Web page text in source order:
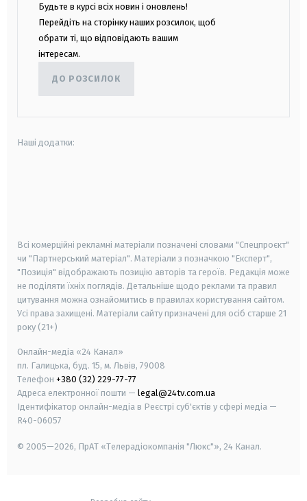
Будьте в курсі всіх новин і оновлень!
Перейдіть на сторінку наших розсилок, щоб
обрати ті, що відповідають вашим
інтересам.
ДО РОЗСИЛОК
Наші додатки:
Всі комерційні рекламні матеріали позначені словами "Спецпроєкт"
чи "Партнерський матеріал". Матеріали з позначкою "Експерт",
"Позиція" відображають позицію авторів та героїв. Редакція може
не поділяти їхніх поглядів. Детальніше щодо реклами та правил
цитування можна ознайомитись в правилах користування сайтом.
Усі права захищені. Матеріали сайту призначені для осіб старше 21
року (21+)
Онлайн-медіа «24 Канал»
пл. Галицька, буд. 15, м. Львів, 79008
Телефон +380 (32) 229-77-77
Адреса електронної пошти — legal@24tv.com.ua
Ідентифікатор онлайн-медіа в Реєстрі суб'єктів у сфері медіа —
R40-06057
© 2005—2026, ПрАТ «Телерадіокомпанія "Люкс"», 24 Канал.